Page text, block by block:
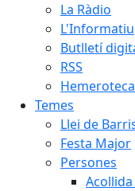
La Ràdio
L'Informatiu
Butlletí
RSS
Hemeroteca
Temes
Llei de
Festa Major
Persones